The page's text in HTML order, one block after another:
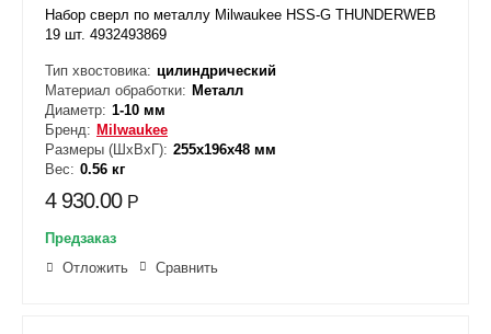
Набор сверл по металлу Milwaukee HSS-G THUNDERWEB
19 шт. 4932493869
Тип хвостовика: цилиндрический
Материал обработки: Металл
Диаметр: 1-10 мм
Бренд: Milwaukee
Размеры (ШxВxГ): 255x196x48 мм
Вес: 0.56 кг
4 930.00 Р
Предзаказ
Отложить
Сравнить